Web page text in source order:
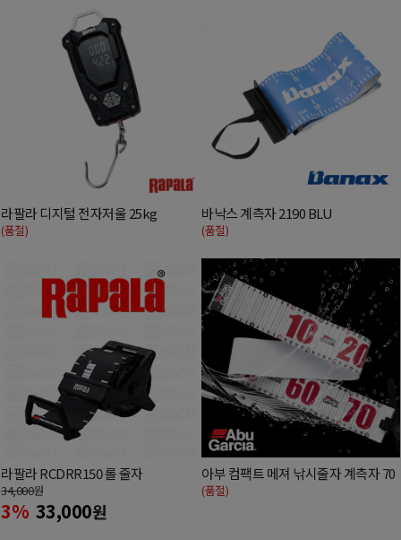
라팔라 디지털 전자저울 25kg
(품절)
바낙스 계측자 2190 BLU
(품절)
라팔라 RCDRR150 롤 줄자
34,000원
3% 33,000원
아부 컴팩트 메져 낚시줄자 계측자 70
(품절)